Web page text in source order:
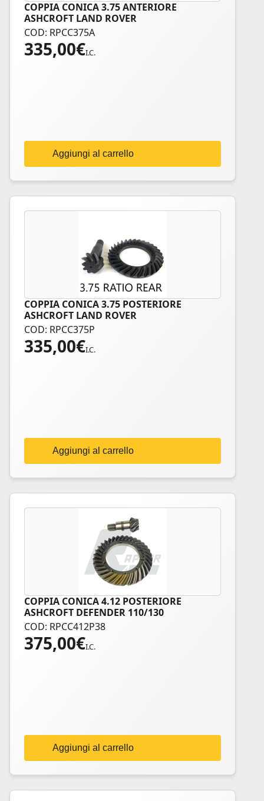
COPPIA CONICA 3.75 ANTERIORE
ASHCROFT LAND ROVER
COD: RPCC375A
335,00€I.C.
Aggiungi al carrello
COPPIA CONICA 3.75 POSTERIORE
ASHCROFT LAND ROVER
COD: RPCC375P
335,00€I.C.
Aggiungi al carrello
COPPIA CONICA 4.12 POSTERIORE
ASHCROFT DEFENDER 110/130
COD: RPCC412P38
375,00€I.C.
Aggiungi al carrello